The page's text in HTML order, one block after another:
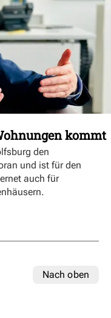
kommt
den
und ist für den
auch für
Nach oben